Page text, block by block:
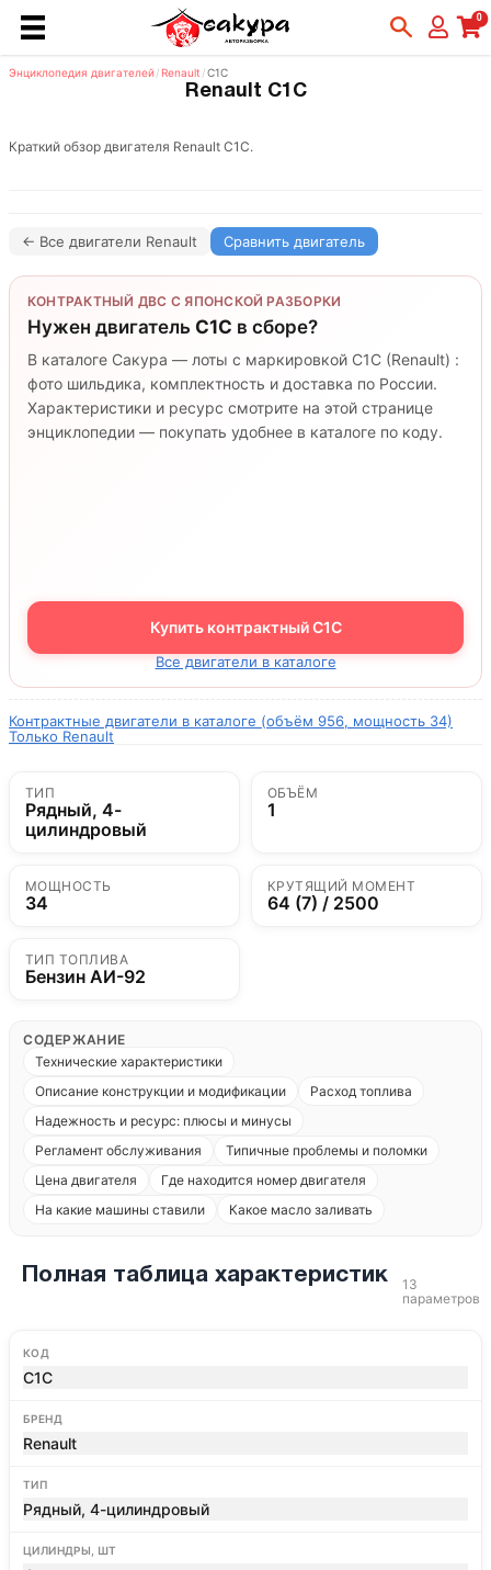
0
Энциклопедия двигателей/ Renault /C1C
Renault C1C
Краткий обзор двигателя Renault C1C.
← Все двигатели Renault Сравнить двигатель
КОНТРАКТНЫЙ ДВС С ЯПОНСКОЙ РАЗБОРКИ
Нужен двигатель C1C в сборе?
В каталоге Сакура — лоты с маркировкой C1C (Renault) :
фото шильдика, комплектность и доставка по России.
Характеристики и ресурс смотрите на этой странице
энциклопедии — покупать удобнее в каталоге по коду.
Купить контрактный C1C
Все двигатели в каталоге
Контрактные двигатели в каталоге (объём 956, мощность 34)
Только Renault
ТИП
Рядный, 4-
цилиндровый
ОБЪЁМ
1
МОЩНОСТЬ
34
КРУТЯЩИЙ МОМЕНТ
64 (7) / 2500
ТИП ТОПЛИВА
Бензин АИ-92
СОДЕРЖАНИЕ
Технические характеристики
Описание конструкции и модификации
Расход топлива
Надежность и ресурс: плюсы и минусы
Регламент обслуживания
Типичные проблемы и поломки
Цена двигателя
Где находится номер двигателя
На какие машины ставили
Какое масло заливать
Полная таблица характеристик
13
параметров
КОД
C1C
БРЕНД
Renault
ТИП
Рядный, 4-цилиндровый
ЦИЛИНДРЫ, ШТ